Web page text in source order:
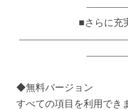
■さらに充
◆無料バージョン
すべての項目を利用でき